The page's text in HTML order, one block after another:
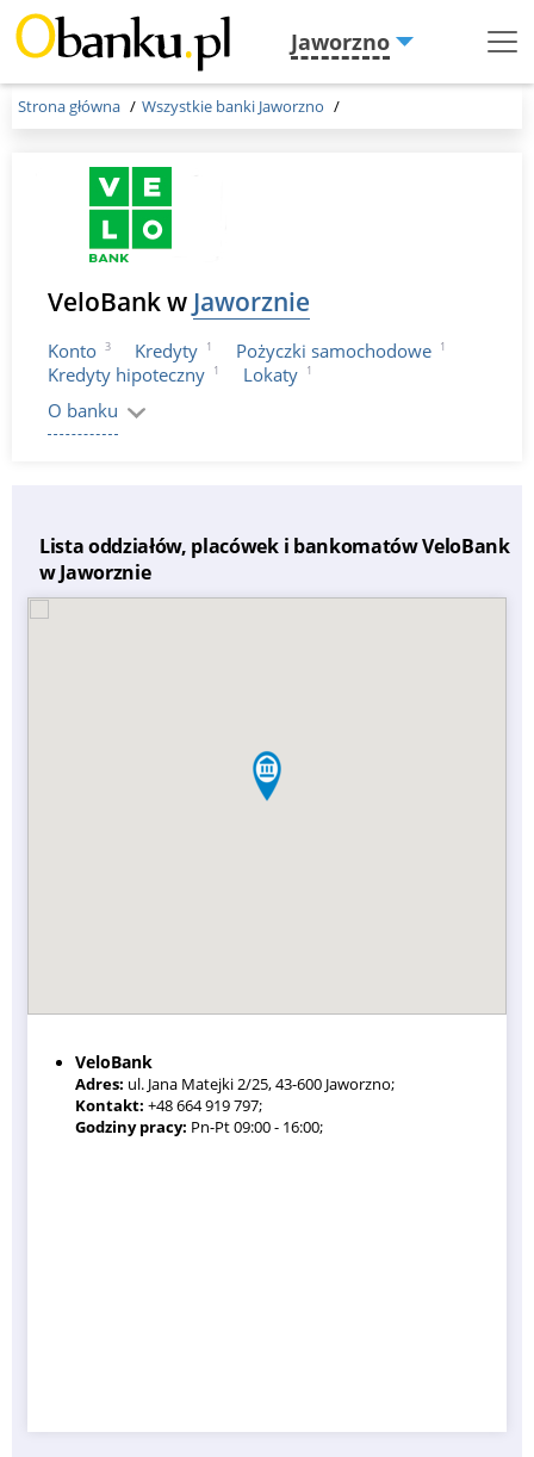
Jaworzno
Menu
Strona główna Wszystkie banki Jaworzno
VeloBank w Jaworznie
Konto 3 Kredyty 1 Pożyczki samochodowe 1
Kredyty hipoteczny 1 Lokaty 1
O banku
Lista oddziałów, placówek i bankomatów VeloBank
w Jaworznie
VeloBank
Adres: ul. Jana Matejki 2/25, 43-600 Jaworzno;
Kontakt: +48 664 919 797;
Godziny pracy: Pn-Pt 09:00 - 16:00;